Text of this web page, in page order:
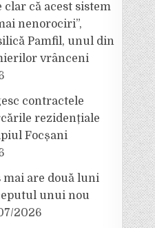
clar că acest sistem
nenorociri”,
Pamfil, unul din
vrânceni
contractele
rezidențiale
Focșani
mai are două luni
unui nou
2026